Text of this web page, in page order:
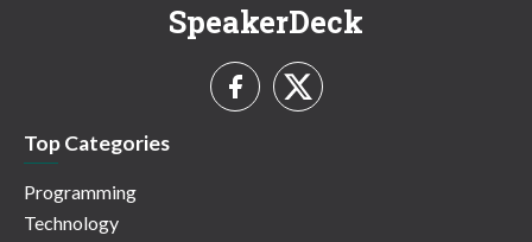
SpeakerDeck
Top Categories
Programming
Technology